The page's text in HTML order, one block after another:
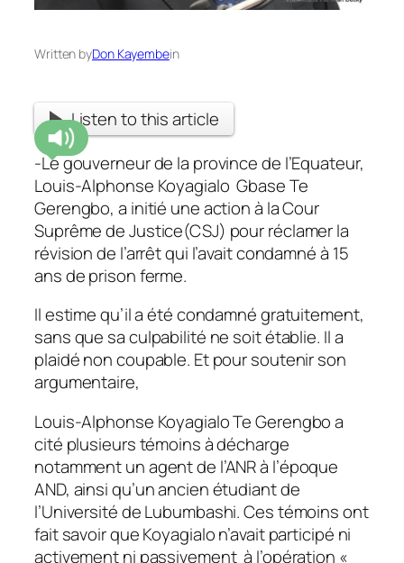
Written byDon Kayembein
Listen to this article
-Le gouverneur de la province de l’Equateur,
Louis-Alphonse Koyagialo Gbase Te
Gerengbo, a initié une action à la Cour
Suprême de Justice(CSJ) pour réclamer la
révision de l’arrêt qui l’avait condamné à 15
ans de prison ferme.
Il estime qu’il a été condamné gratuitement,
sans que sa culpabilité ne soit établie. Il a
plaidé non coupable. Et pour soutenir son
argumentaire,
Louis-Alphonse Koyagialo Te Gerengbo a
cité plusieurs témoins à décharge
notamment un agent de l’ANR à l’époque
AND, ainsi qu’un ancien étudiant de
l’Université de Lubumbashi. Ces témoins ont
fait savoir que Koyagialo n’avait participé ni
activement ni passivement à l’opération «